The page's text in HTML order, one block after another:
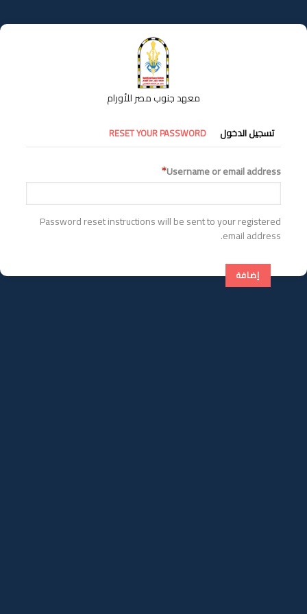
إلى
المحتوى
معهد جنوب مصر للأورام
التبويبات
الأساسية
تسجيل الدخول RESET YOUR PASSWORD
Username or email address
Password reset instructions will be sent to your registered
email address.